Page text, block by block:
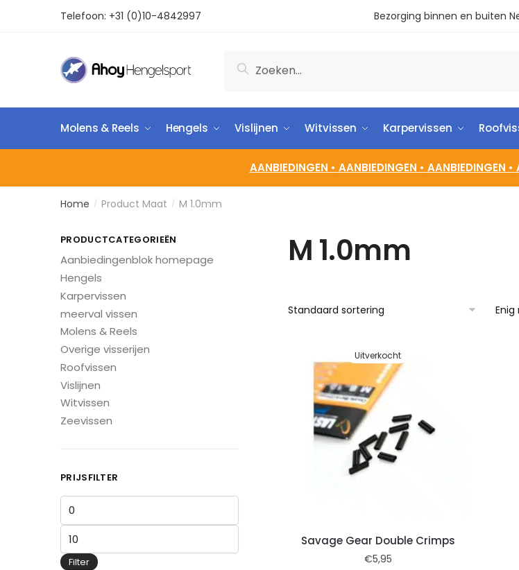
Telefoon: +31 (0)10-4842997 Bezorging binnen en buiten
Zoeken
Molens & Reels Hengels Vislijnen Witvissen Karpervissen
AANBIEDINGEN • AANBIEDINGEN • AANBIEDINGEN •
Home / Product Maat / M 1.0mm
M 1.0mm
Uitverkocht
Savage Gear Double Crimps
€5,95
PRODUCTCATEGORIEËN
Aanbiedingenblok homepage
Hengels
Karpervissen
meerval vissen
Molens & Reels
Overige visserijen
Roofvissen
Vislijnen
Witvissen
Zeevissen
PRIJSFILTER
Filter